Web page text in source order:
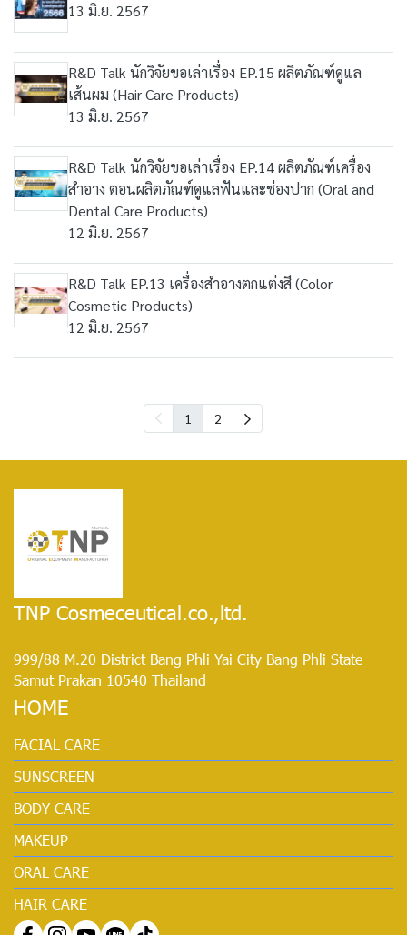
13 มิ.ย. 2567
R&D Talk นักวิจัยขอเล่าเรื่อง EP.15 ผลิตภัณฑ์ดูแล
เส้นผม (Hair Care Products)
13 มิ.ย. 2567
R&D Talk นักวิจัยขอเล่าเรื่อง EP.14 ผลิตภัณฑ์เครื่อง
สำอาง ตอนผลิตภัณฑ์ดูแลฟันและช่องปาก (Oral and
Dental Care Products)
12 มิ.ย. 2567
R&D Talk EP.13 เครื่องสำอางตกแต่งสี (Color
Cosmetic Products)
12 มิ.ย. 2567
1 2
TNP Cosmeceutical.co.,ltd.
999/88 M.20 District Bang Phli Yai City Bang Phli State
Samut Prakan 10540 Thailand
HOME
FACIAL CARE
SUNSCREEN
BODY CARE
MAKEUP
ORAL CARE
HAIR CARE